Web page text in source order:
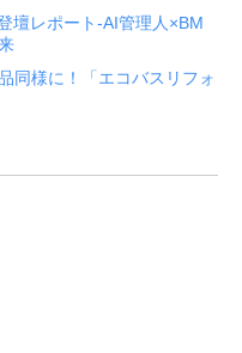
壇レポート-AI管理人×BM
同様に！「エコバスリフォ